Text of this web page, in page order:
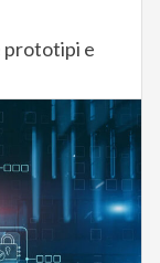
prototipi e